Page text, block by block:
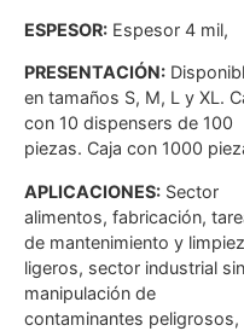
ESPESOR: Espesor 4 mil,
PRESENTACIÓN:
en tamaños S, M, L y XL.
con 10 dispensers de 100
piezas. Caja con 1000
APLICACIONES: Sector
alimentos, fabricación,
de mantenimiento y
ligeros, sector industrial sin
manipulación de
contaminantes peligrosos,